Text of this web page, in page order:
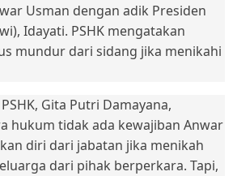
Usman dengan adik Presiden
Idayati. PSHK mengatakan
mundur dari sidang jika menikahi
Gita Putri Damayana,
hukum tidak ada kewajiban Anwar
diri dari jabatan jika menikah
dari pihak berperkara. Tapi,